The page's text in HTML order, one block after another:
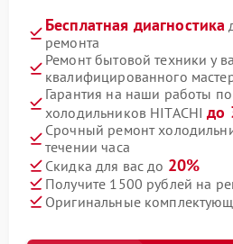
Бесплатная диагностика
ремонта
Ремонт бытовой техники у
квалифицированного
Гарантия на наши работы
холодильников HITACHIдо
Срочный ремонт
течении часа
Скидка для вас до 20%
Получите 1500 рублей на
Оригинальные